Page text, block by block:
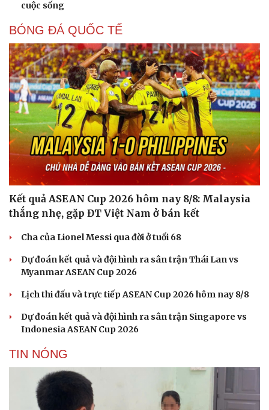
cuộc sống
BÓNG ĐÁ QUỐC TẾ
Kết quả ASEAN Cup 2026 hôm nay 8/8: Malaysia
thắng nhẹ, gặp ĐT Việt Nam ở bán kết
Cha của Lionel Messi qua đời ở tuổi 68
Dự đoán kết quả và đội hình ra sân trận Thái Lan vs
Myanmar ASEAN Cup 2026
Lịch thi đấu và trực tiếp ASEAN Cup 2026 hôm nay 8/8
Dự đoán kết quả và đội hình ra sân trận Singapore vs
Indonesia ASEAN Cup 2026
TIN NÓNG